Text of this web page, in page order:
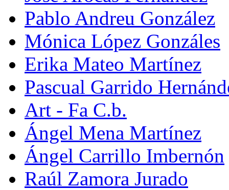
Pablo Andreu González
Mónica López Gonzáles
Erika Mateo Martínez
Pascual Garrido
Art - Fa C.b.
Ángel Mena Martínez
Ángel Carrillo Imbernón
Raúl Zamora Jurado